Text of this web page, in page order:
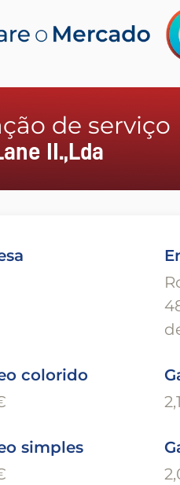
de serviço
II.,Lda
colorido
simples